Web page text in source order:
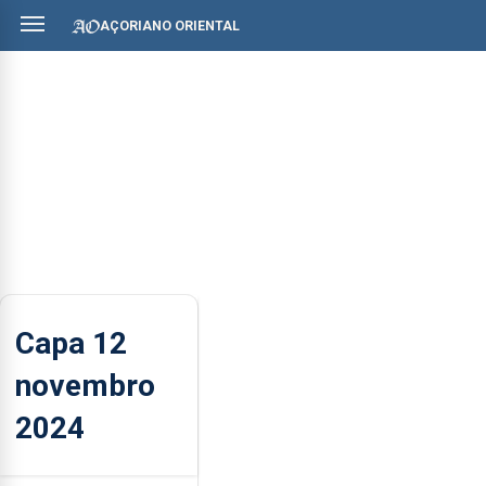
AÇORIANO ORIENTAL
Capa 12
novembro
2024